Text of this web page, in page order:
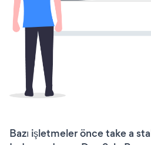
Bazı işletmeler önce take a